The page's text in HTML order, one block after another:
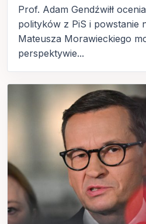
Prof. Adam Gendźwiłł
polityków z PiS i powstanie
Mateusza Morawieckiego
perspektywie...